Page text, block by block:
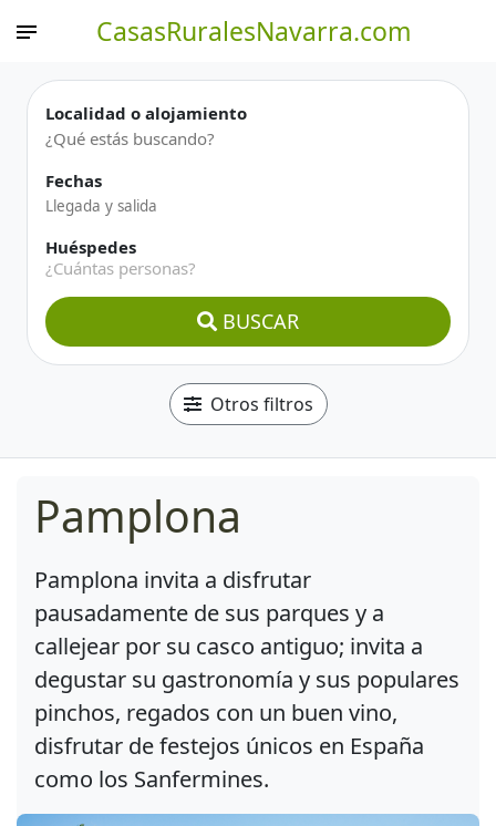
CasasRuralesNavarra.com
Localidad o alojamiento
Fechas
Huéspedes
¿Cuántas personas?
BUSCAR
Otros filtros
Pamplona
Pamplona invita a disfrutar
pausadamente de sus parques y a
callejear por su casco antiguo; invita a
degustar su gastronomía y sus populares
pinchos, regados con un buen vino,
disfrutar de festejos únicos en España
como los Sanfermines.